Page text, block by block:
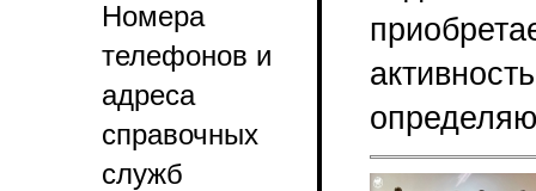
Номера
телефонов и
адреса
справочных
служб